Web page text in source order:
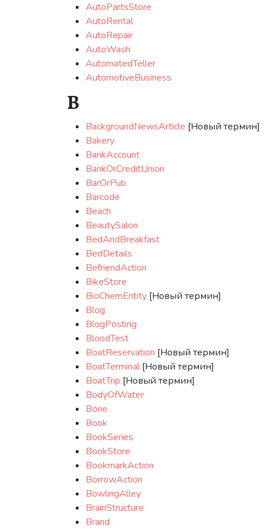
AutoPartsStore
AutoRental
AutoRepair
AutoWash
AutomatedTeller
AutomotiveBusiness
B
BackgroundNewsArticle [Новый термин]
Bakery
BankAccount
BankOrCreditUnion
BarOrPub
Barcode
Beach
BeautySalon
BedAndBreakfast
BedDetails
BefriendAction
BikeStore
BioChemEntity [Новый термин]
Blog
BlogPosting
BloodTest
BoatReservation [Новый термин]
BoatTerminal [Новый термин]
BoatTrip [Новый термин]
BodyOfWater
Bone
Book
BookSeries
BookStore
BookmarkAction
BorrowAction
BowlingAlley
BrainStructure
Brand